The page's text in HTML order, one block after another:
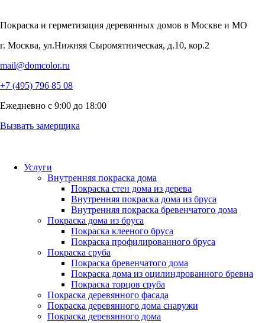
Покраска и герметизация деревянных домов в Москве и МО
г. Москва, ул.Нижняя Сыромятническая, д.10, кор.2
mail@domcolor.ru
+7 (495) 796 85 08
Ежедневно с 9:00 до 18:00
Вызвать замерщика
Услуги
Внутренняя покраска дома
Покраска стен дома из дерева
Внутренняя покраска дома из бруса
Внутренняя покраска бревенчатого дома
Покраска дома из бруса
Покраска клееного бруса
Покраска профилированного бруса
Покраска сруба
Покраска бревенчатого дома
Покраска дома из оцилиндрованного бревна
Покраска торцов сруба
Покраска деревянного фасада
Покраска деревянного дома снаружи
Покраска деревянного дома